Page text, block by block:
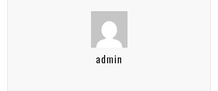
admin